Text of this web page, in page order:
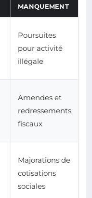
MANQUEMENT
Poursuites
pour activité
illégale
Amendes et
redressements
fiscaux
Majorations de
cotisations
sociales